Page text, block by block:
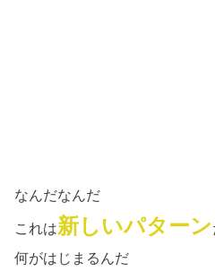
なんだなんだ
これは新しいパターン
何がはじまるんだ